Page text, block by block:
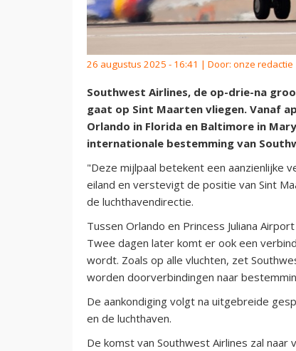
26 augustus 2025 - 16:41 | Door: onze redactie
Southwest Airlines, de op-drie-na
gaat op Sint Maarten vliegen. Vanaf
Orlando in Florida en Baltimore in
internationale bestemming van
"Deze mijlpaal betekent een aanzienlijke
eiland en verstevigt de positie van Sint
de luchthavendirectie.
Tussen Orlando en Princess Juliana
Twee dagen later komt er ook een
wordt. Zoals op alle vluchten, zet
worden doorverbindingen naar
De aankondiging volgt na uitgebreide
en de luchthaven.
De komst van Southwest Airlines zal